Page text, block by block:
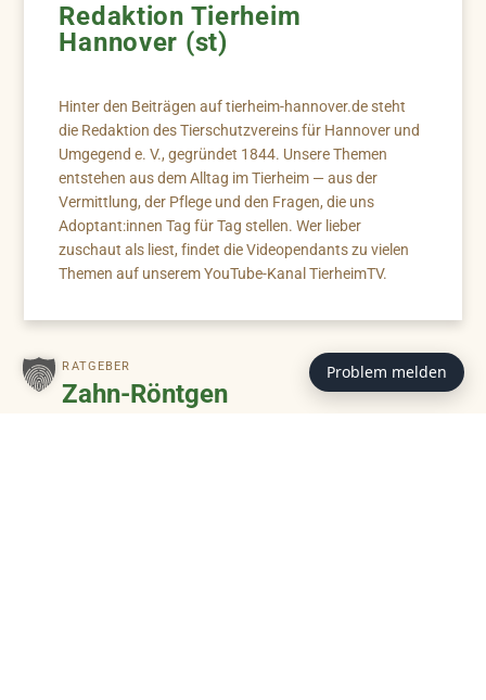
Redaktion Tierheim
Hannover (st)
Hinter den Beiträgen auf tierheim-hannover.de steht
die Redaktion des Tierschutzvereins für Hannover und
Umgegend e. V., gegründet 1844. Unsere Themen
entstehen aus dem Alltag im Tierheim — aus der
Vermittlung, der Pflege und den Fragen, die uns
Adoptant:innen Tag für Tag stellen. Wer lieber
zuschaut als liest, findet die Videopendants zu vielen
Themen auf unserem YouTube-Kanal TierheimTV.
RATGEBER
Zahn-Röntgen
Problem melden